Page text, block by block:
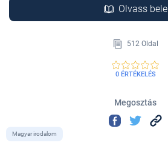
Olvass bele
512 Oldal
0 ÉRTÉKELÉS
Megosztás
Magyar irodalom